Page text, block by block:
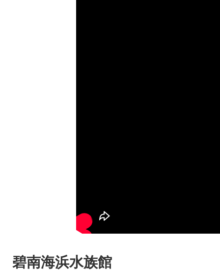
碧南海浜水族館